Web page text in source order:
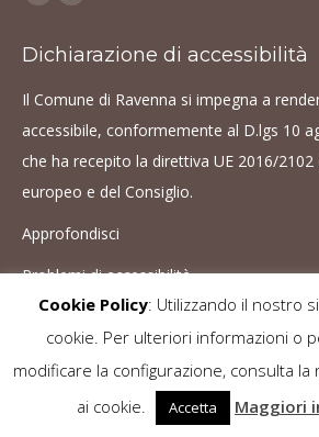
opensopens
Dichiarazione di accessibilità
Il Comune di Ravenna si impegna a
accessibile, conformemente al D.lgs 10
che ha recepito la direttiva UE 2016/
europeo e del Consiglio.
Approfondisci
Problemi di accessibilità
Le immagini sono protette da copyright. È
consenso dell'autore -
© VivaDante
Cookie Policy: Utilizzando il nostro
cookie. Per ulteriori informazioni o
modificare la configurazione, consulta la
ai cookie.
Accetta Maggiori